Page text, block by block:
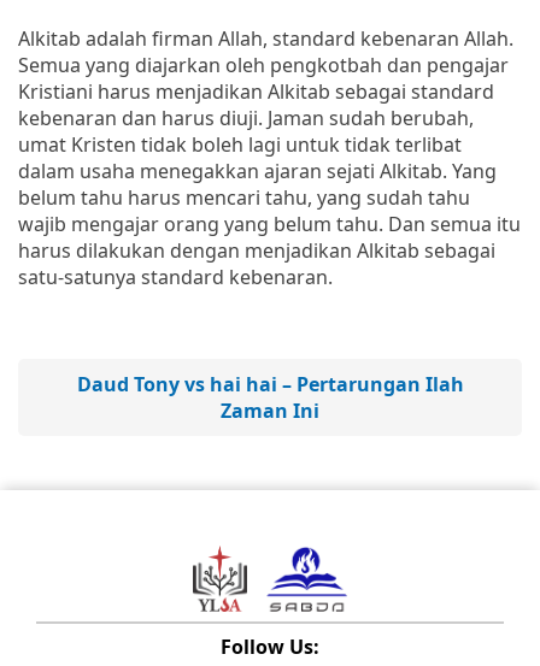
Alkitab adalah firman Allah, standard kebenaran Allah.
Semua yang diajarkan oleh pengkotbah dan pengajar
Kristiani harus menjadikan Alkitab sebagai standard
kebenaran dan harus diuji. Jaman sudah berubah,
umat Kristen tidak boleh lagi untuk tidak terlibat
dalam usaha menegakkan ajaran sejati Alkitab. Yang
belum tahu harus mencari tahu, yang sudah tahu
wajib mengajar orang yang belum tahu. Dan semua itu
harus dilakukan dengan menjadikan Alkitab sebagai
satu-satunya standard kebenaran.
Daud Tony vs hai hai – Pertarungan Ilah
Zaman Ini
Follow Us: